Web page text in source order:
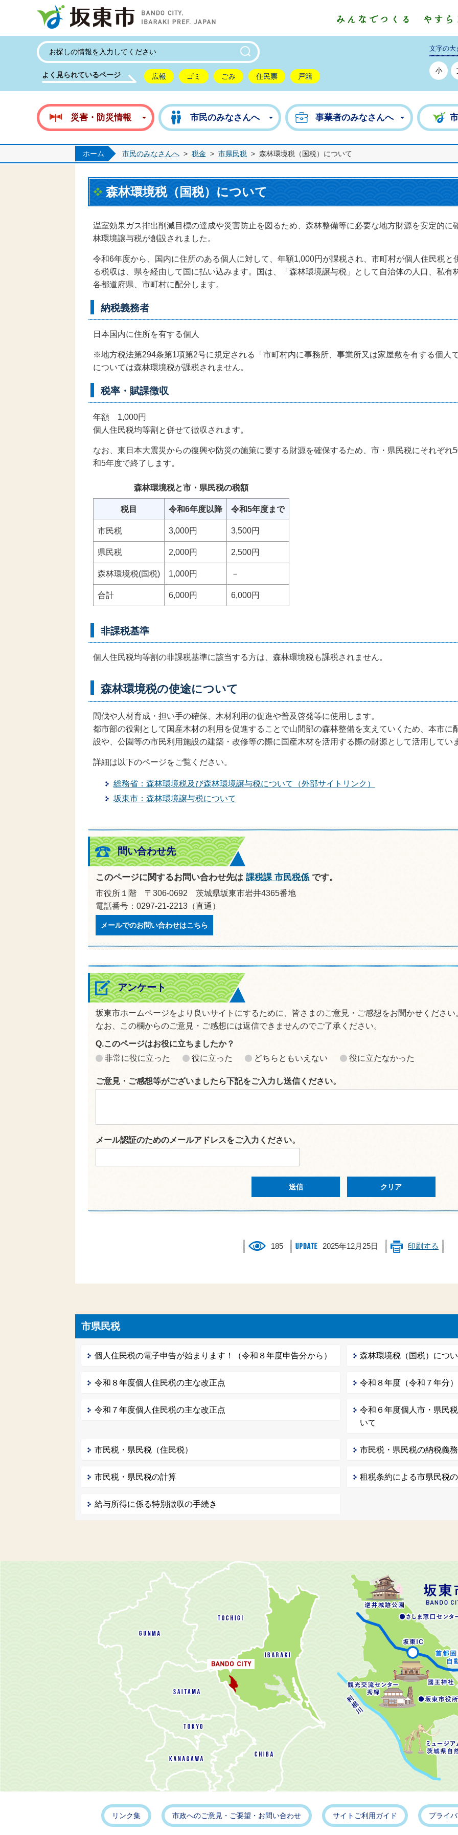
よく見られているページ 広報 ゴミ ごみ 住民票 戸籍
文字の大
小
災害・防災情報 市民のみなさんへ 事業者のみなさんへ
ホーム 市民のみなさんへ > 税金 > 市県民税 > 森林環境税（国税）について
森林環境税（国税）について
温室効果ガス排出削減目標の達成や災害防止を図るため、森林整備等に必要な地方財源を安定的に
林環境譲与税が創設されました。
令和6年度から、国内に住所のある個人に対して、年額1,000円が課税され、市町村が個人住民税
る税収は、県を経由して国に払い込みます。国は、「森林環境譲与税」として自治体の人口、私有
各都道府県、市町村に配分します。
納税義務者
日本国内に住所を有する個人
※地方税法第294条第1項第2号に規定される「市町村内に事務所、事業所又は家屋敷を有する個人
については森林環境税が課税されません。
税率・賦課徴収
年額 1,000円
個人住民税均等割と併せて徴収されます。
なお、東日本大震災からの復興や防災の施策に要する財源を確保するため、市・県民税にそれぞれ
和5年度で終了します。
森林環境税と市・県民税の税額
税目 令和6年度以降 令和5年度まで
市民税 3,000円 3,500円
県民税 2,000円 2,500円
森林環境税(国税) 1,000円 －
合計 6,000円 6,000円
非課税基準
個人住民税均等割の非課税基準に該当する方は、森林環境税も課税されません。
森林環境税の使途について
間伐や人材育成・担い手の確保、木材利用の促進や普及啓発等に使用します。
都市部の役割として国産木材の利用を促進することで山間部の森林整備を支えていくため、本市に
設や、公園等の市民利用施設の建築・改修等の際に国産木材を活用する際の財源として活用してい
詳細は以下のページをご覧ください。
総務省：森林環境税及び森林環境譲与税について（外部サイトリンク）
坂東市：森林環境譲与税について
問い合わせ先
このページに関するお問い合わせ先は 課税課 市民税係 です。
市役所１階 〒306-0692 茨城県坂東市岩井4365番地
電話番号：0297-21-2213（直通）
メールでのお問い合わせはこちら
アンケート
坂東市ホームページをより良いサイトにするために、皆さまのご意見・ご感想をお聞かせください
なお、この欄からのご意見・ご感想には返信できませんのでご了承ください。
Q.このページはお役に立ちましたか？
非常に役に立った
役に立った どちらともいえない 役に立たなかった
ご意見・ご感想等がございましたら下記をご入力し送信ください。
メール認証のためのメールアドレスをご入力ください。
185 2025年12月25日 印刷する
市県民税
個人住民税の電子申告が始まります！（令和８年度申告分から） 森林環境税（国税）につ
令和８年度個人住民税の主な改正点 令和８年度（令和７年分
令和７年度個人住民税の主な改正点
令和６年度個人市・県民
いて
市民税・県民税（住民税） 市民税・県民税の納税義
市民税・県民税の計算 租税条約による市県民税
給与所得に係る特別徴収の手続き
リンク集 市政へのご意見・ご要望・お問い合わせ サイトご利用ガイド プライ